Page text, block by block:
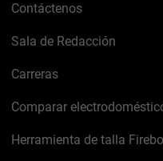
Contáctenos
Sala de Redacción
Carreras
Comparar
Herramienta de talla